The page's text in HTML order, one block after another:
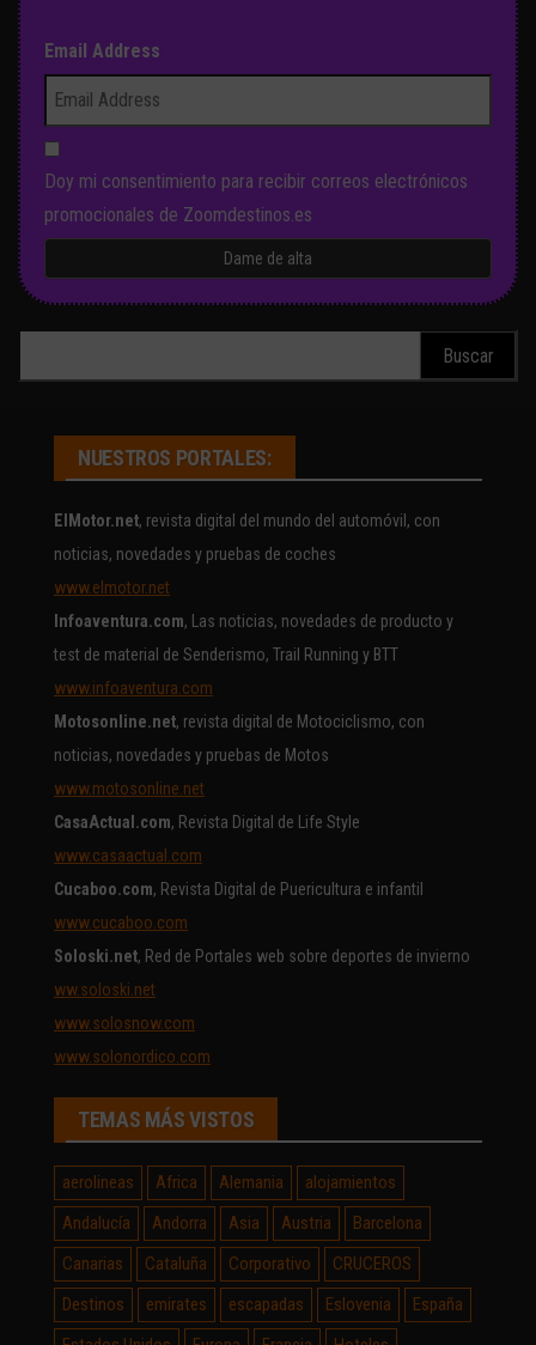
Email Address
Doy mi consentimiento para recibir correos electrónicos
promocionales de Zoomdestinos.es
NUESTROS PORTALES:
ElMotor.net, revista digital del mundo del automóvil, con
noticias, novedades y pruebas de coches
www.elmotor.net
Infoaventura.com, Las noticias, novedades de producto y
test de material de Senderismo, Trail Running y BTT
www.infoaventura.com
Motosonline.net, revista digital de Motociclismo, con
noticias, novedades y pruebas de Motos
www.motosonline.net
CasaActual.com, Revista Digital de Life Style
www.casaactual.com
Cucaboo.com, Revista Digital de Puericultura e infantil
www.cucaboo.com
Soloski.net, Red de Portales web sobre deportes de invierno
ww.soloski.net
www.solosnow.com
www.solonordico.com
TEMAS MÁS VISTOS
aerolineas Africa Alemania
alojamientos
Andalucía
Andorra Asia Austria
Barcelona
Canarias
Cataluña Corporativo
CRUCEROS
Destinos
emirates escapadas Eslovenia
España